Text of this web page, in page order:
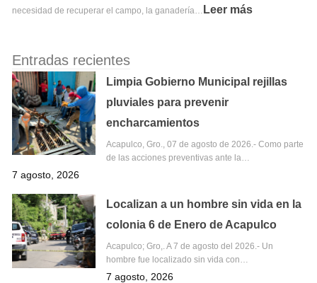
necesidad de recuperar el campo, la ganadería… Leer más
Entradas recientes
Limpia Gobierno Municipal rejillas
pluviales para prevenir
encharcamientos
Acapulco, Gro., 07 de agosto de 2026.- Como parte
de las acciones preventivas ante la…
7 agosto, 2026
Localizan a un hombre sin vida en la
colonia 6 de Enero de Acapulco
Acapulco; Gro,. A 7 de agosto del 2026.- Un
hombre fue localizado sin vida con…
7 agosto, 2026